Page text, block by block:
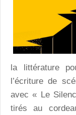
la littérature
l’écriture de
avec « Le
tirés au